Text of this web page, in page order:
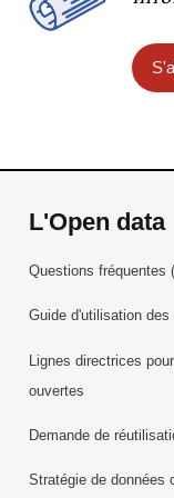
L'Open data
Questions fréquentes
Guide d'utilisation
Lignes directrices
ouvertes
Demande de
Stratégie de données